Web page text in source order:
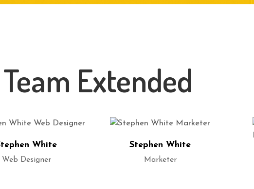
Team Extended
White
Web Designer
Stephen White
Marketer